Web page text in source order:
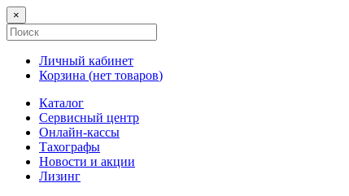
×
Личный кабинет
Корзина (нет товаров)
Каталог
Сервисный центр
Онлайн-кассы
Тахографы
Новости и акции
Лизинг